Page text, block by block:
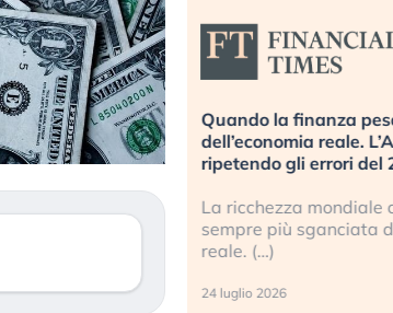
Investitori
dopo lo scoppio
investitori retail (…)
Quando la finanza
dell’economia reale.
ripetendo gli errori del
La ricchezza mondiale
sempre più sganciata
reale. (…)
24 luglio 2026